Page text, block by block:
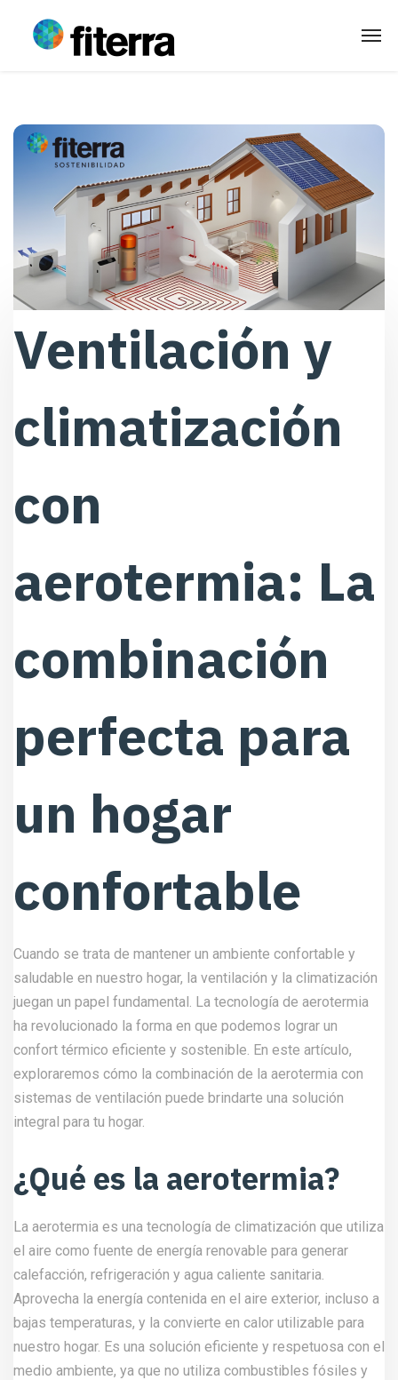
Ventilación y
climatización
con
aerotermia: La
combinación
perfecta para
un hogar
confortable
Cuando se trata de mantener un ambiente confortable y
saludable en nuestro hogar, la ventilación y la climatización
juegan un papel fundamental. La tecnología de aerotermia
ha revolucionado la forma en que podemos lograr un
confort térmico eficiente y sostenible. En este artículo,
exploraremos cómo la combinación de la aerotermia con
sistemas de ventilación puede brindarte una solución
integral para tu hogar.
¿Qué es la aerotermia?
La aerotermia es una tecnología de climatización que utiliza
el aire como fuente de energía renovable para generar
calefacción, refrigeración y agua caliente sanitaria.
Aprovecha la energía contenida en el aire exterior, incluso a
bajas temperaturas, y la convierte en calor utilizable para
nuestro hogar. Es una solución eficiente y respetuosa con el
medio ambiente, ya que no utiliza combustibles fósiles y